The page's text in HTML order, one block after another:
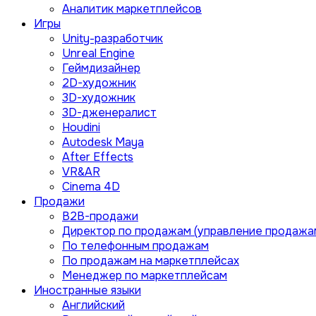
Аналитик маркетплейсов
Игры
Unity-разработчик
Unreal Engine
Геймдизайнер
2D-художник
3D-художник
3D-дженералист
Houdini
Autodesk Maya
After Effects
VR&AR
Cinema 4D
Продажи
B2B-продажи
Директор по продажам (управление
По телефонным продажам
По продажам на маркетплейсах
Менеджер по маркетплейсам
Иностранные языки
Английский